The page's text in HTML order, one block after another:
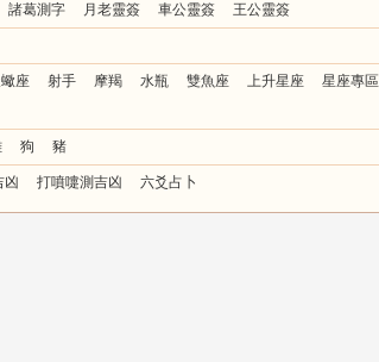
諸葛測字 月老靈簽 車公靈簽 王公靈簽
座 射手 摩羯 水瓶 雙魚座 上升星座
星座專區
狗 豬
凶 打噴嚏測吉凶 六爻占卜